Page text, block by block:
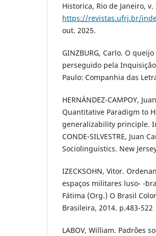
Historica, Rio de Janeiro,
https://revistas.ufrj.br/
out. 2025.
GINZBURG, Carlo. O
perseguido pela
Paulo: Companhia das
HERNÁNDEZ-CAMPOY,
Quantitative Paradigm to
generalizability principle.
CONDE-SILVESTRE, Juan
Sociolinguistics. New
IZECKSOHN, Vitor.
espaços militares luso- -
Fátima (Org.) O Brasil
Brasileira, 2014. p.483-522
LABOV, William. Padrões